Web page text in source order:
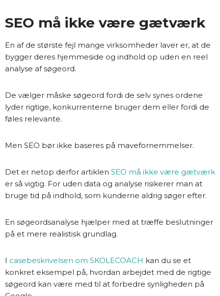
SEO må ikke være gætværk
En af de største fejl mange virksomheder laver er, at de
bygger deres hjemmeside og indhold op uden en reel
analyse af søgeord.
De vælger måske søgeord fordi de selv synes ordene
lyder rigtige, konkurrenterne bruger dem eller fordi de
føles relevante.
Men SEO bør ikke baseres på mavefornemmelser.
Det er netop derfor artiklen SEO må ikke være gætværk
er så vigtig. For uden data og analyse risikerer man at
bruge tid på indhold, som kunderne aldrig søger efter.
En søgeordsanalyse hjælper med at træffe beslutninger
på et mere realistisk grundlag.
I casebeskrivelsen om SKOLECOACH kan du se et
konkret eksempel på, hvordan arbejdet med de rigtige
søgeord kan være med til at forbedre synligheden på